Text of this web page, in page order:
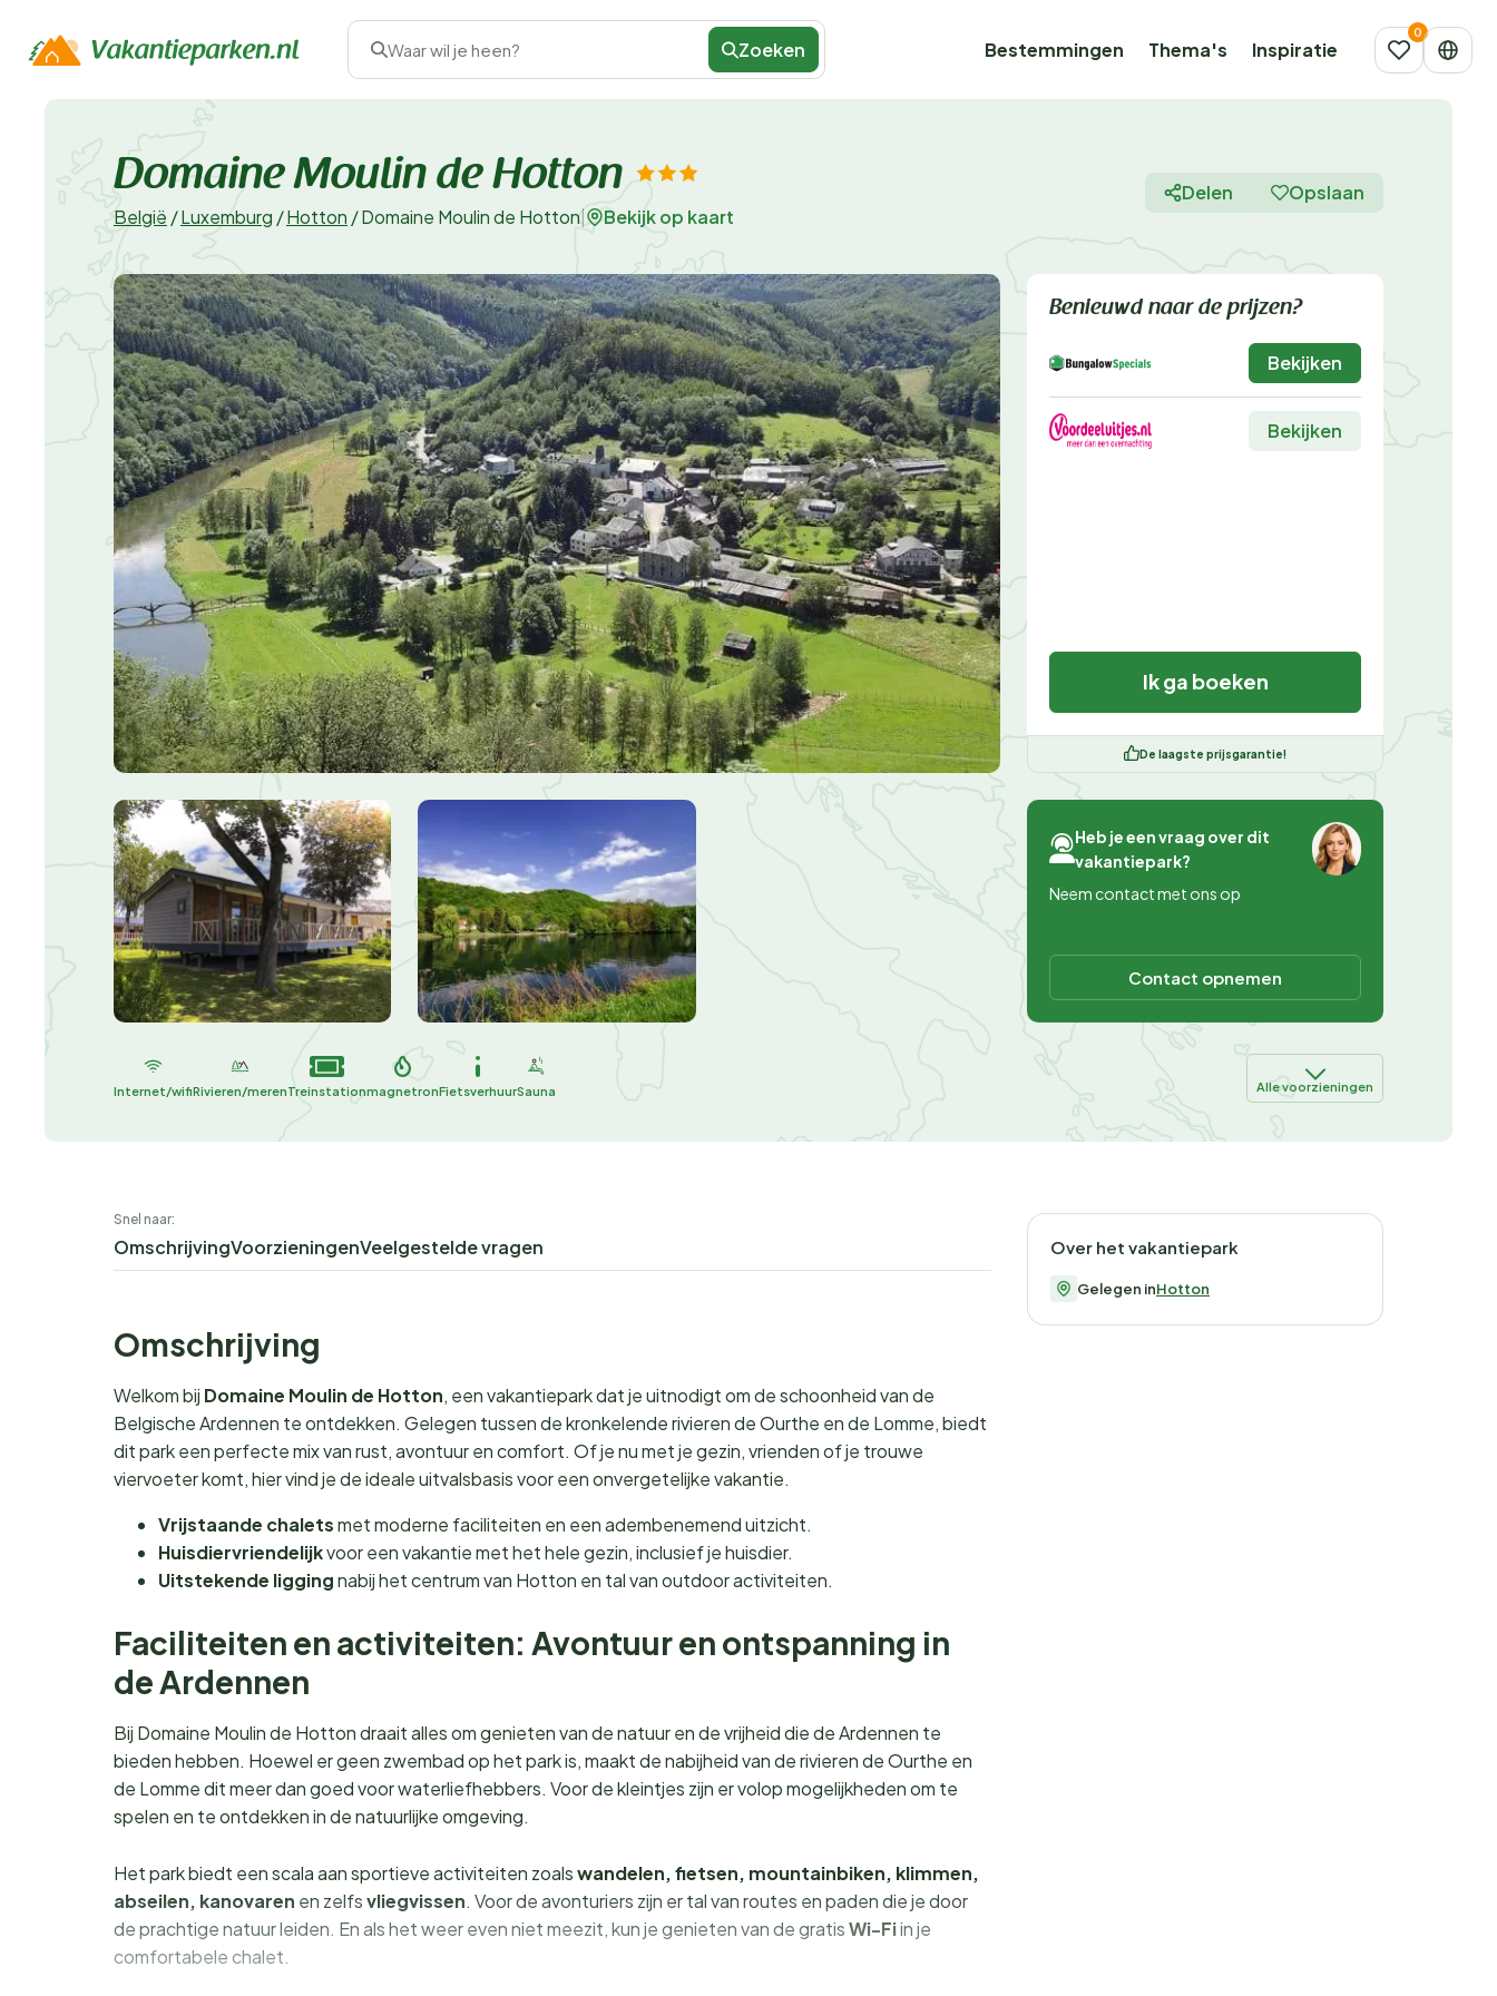
Waar wil je heen? Zoeken Bestemmingen Thema's Inspiratie
Domaine Moulin de Hotton
België /Luxemburg /Hotton /Domaine Moulin de Hotton Bekijk op kaart
Delen Opslaan
Benieuwd naar de prijzen?
Bekijken
Bekijken
Ik ga boeken
De laagste prijsgarantie!
Heb je een vraag over dit
vakantiepark?
Neem contact met ons op
Contact opnemen
Internet/wifiRivieren/merenTreinstationmagnetronFietsverhuurSauna Alle voorzieningen
Snel naar:
OmschrijvingVoorzieningenVeelgestelde vragen
Omschrijving
Welkom bij Domaine Moulin de Hotton, een vakantiepark dat je uitnodigt om de schoonheid van de
Belgische Ardennen te ontdekken. Gelegen tussen de kronkelende rivieren de Ourthe en de Lomme, biedt
dit park een perfecte mix van rust, avontuur en comfort. Of je nu met je gezin, vrienden of je trouwe
viervoeter komt, hier vind je de ideale uitvalsbasis voor een onvergetelijke vakantie.
Vrijstaande chaletsmet moderne faciliteiten en een adembenemend uitzicht.
Huisdiervriendelijkvoor een vakantie met het hele gezin, inclusief je huisdier.
Uitstekende liggingnabij het centrum van Hotton en tal van outdoor activiteiten.
Faciliteiten en activiteiten: Avontuur en ontspanning in
de Ardennen
Bij Domaine Moulin de Hotton draait alles om genieten van de natuur en de vrijheid die de Ardennen te
bieden hebben. Hoewel er geen zwembad op het park is, maakt de nabijheid van de rivieren de Ourthe en
de Lomme dit meer dan goed voor waterliefhebbers. Voor de kleintjes zijn er volop mogelijkheden om te
spelen en te ontdekken in de natuurlijke omgeving.
Het park biedt een scala aan sportieve activiteiten zoalswandelen, fietsen, mountainbiken, klimmen,
abseilen, kanovaren en zelfsvliegvissen. Voor de avonturiers zijn er tal van routes en paden die je door
de prachtige natuur leiden. En als het weer even niet meezit, kun je genieten van de gratisWi-Fiin je
comfortabele chalet.
Over het vakantiepark
Gelegen inHotton